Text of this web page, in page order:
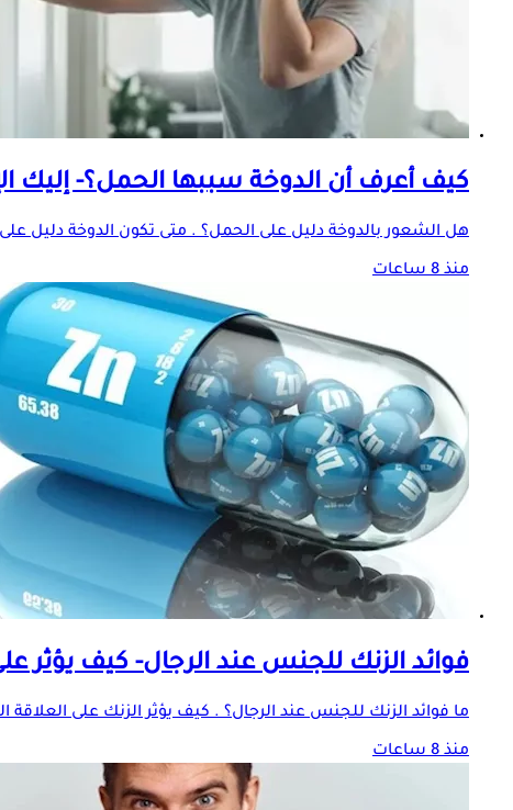
كيف أعرف أن الدوخة سببها الحمل؟- إليك
هل الشعور بالدوخة دليل على الحمل؟ . متى تكون الدوخة دليل على
منذ 8 ساعات
فوائد الزنك للجنس عند الرجال- كيف يؤثر
ما فوائد الزنك للجنس عند الرجال؟ . كيف يؤثر الزنك على
منذ 8 ساعات